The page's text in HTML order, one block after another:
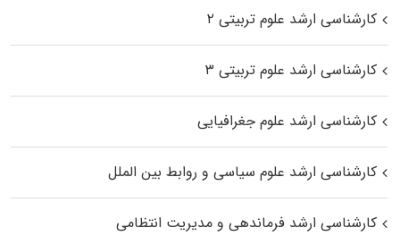
کارشناسی ارشد علوم تربیتی ۲
کارشناسی ارشد علوم تربیتی ۳
کارشناسی ارشد علوم جغرافیایی
کارشناسی ارشد علوم سیاسی و روابط بین الملل
کارشناسی ارشد فرماندهی و مدیریت انتظامی